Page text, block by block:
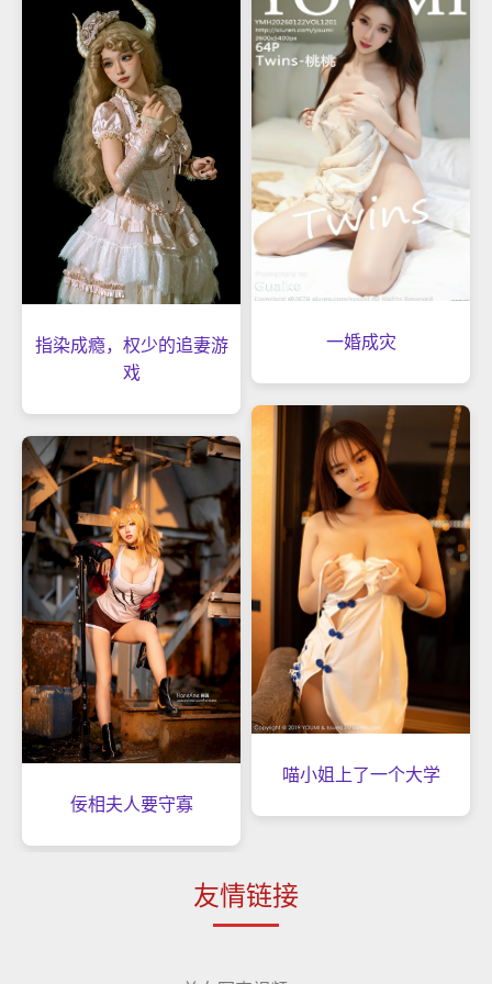
指染成瘾，权少的追妻游
戏
佞相夫人要守寡
一婚成灾
喵小姐上了一个大学
友情链接